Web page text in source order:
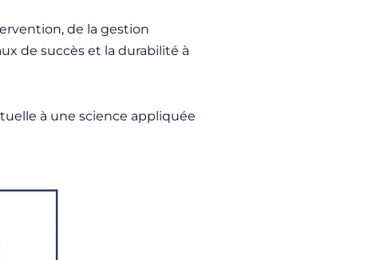
de la gestion
de succès et la durabilité à
à une science appliquée